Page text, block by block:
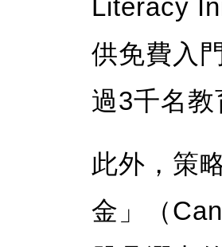
Literacy
供免費入
過3千名教
此外，策
金」（